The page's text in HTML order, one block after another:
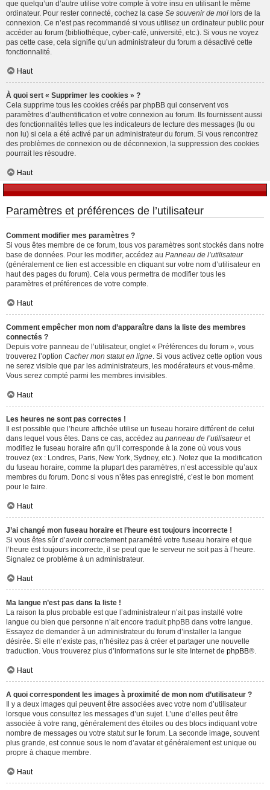
que quelqu’un d’autre utilise votre compte à votre insu en utilisant le même
ordinateur. Pour rester connecté, cochez la case Se souvenir de moi lors de la
connexion. Ce n’est pas recommandé si vous utilisez un ordinateur public pour
accéder au forum (bibliothèque, cyber-café, université, etc.). Si vous ne voyez
pas cette case, cela signifie qu’un administrateur du forum a désactivé cette
fonctionnalité.
Haut
À quoi sert « Supprimer les cookies » ?
Cela supprime tous les cookies créés par phpBB qui conservent vos
paramètres d’authentification et votre connexion au forum. Ils fournissent aussi
des fonctionnalités telles que les indicateurs de lecture des messages (lu ou
non lu) si cela a été activé par un administrateur du forum. Si vous rencontrez
des problèmes de connexion ou de déconnexion, la suppression des cookies
pourrait les résoudre.
Haut
Paramètres et préférences de l’utilisateur
Comment modifier mes paramètres ?
Si vous êtes membre de ce forum, tous vos paramètres sont stockés dans notre
base de données. Pour les modifier, accédez au Panneau de l’utilisateur
(généralement ce lien est accessible en cliquant sur votre nom d’utilisateur en
haut des pages du forum). Cela vous permettra de modifier tous les
paramètres et préférences de votre compte.
Haut
Comment empêcher mon nom d’apparaître dans la liste des membres
connectés ?
Depuis votre panneau de l’utilisateur, onglet « Préférences du forum », vous
trouverez l’option Cacher mon statut en ligne . Si vous activez cette option vous
ne serez visible que par les administrateurs, les modérateurs et vous-même.
Vous serez compté parmi les membres invisibles.
Haut
Les heures ne sont pas correctes !
Il est possible que l’heure affichée utilise un fuseau horaire différent de celui
dans lequel vous êtes. Dans ce cas, accédez au panneau de l’utilisateuret
modifiez le fuseau horaire afin qu’il corresponde à la zone où vous vous
trouvez (ex : Londres, Paris, New York, Sydney, etc.). Notez que la modification
du fuseau horaire, comme la plupart des paramètres, n’est accessible qu’aux
membres du forum. Donc si vous n’êtes pas enregistré, c’est le bon moment
pour le faire.
Haut
J’ai changé mon fuseau horaire et l’heure est toujours incorrecte !
Si vous êtes sûr d’avoir correctement paramétré votre fuseau horaire et que
l’heure est toujours incorrecte, il se peut que le serveur ne soit pas à l’heure.
Signalez ce problème à un administrateur.
Haut
Ma langue n’est pas dans la liste !
La raison la plus probable est que l’administrateur n’ait pas installé votre
langue ou bien que personne n’ait encore traduit phpBB dans votre langue.
Essayez de demander à un administrateur du forum d’installer la langue
désirée. Si elle n’existe pas, n’hésitez pas à créer et partager une nouvelle
traduction. Vous trouverez plus d’informations sur le site Internet de phpBB®.
Haut
A quoi correspondent les images à proximité de mon nom d’utilisateur ?
Il y a deux images qui peuvent être associées avec votre nom d’utilisateur
lorsque vous consultez les messages d’un sujet. L’une d’elles peut être
associée à votre rang, généralement des étoiles ou des blocs indiquant votre
nombre de messages ou votre statut sur le forum. La seconde image, souvent
plus grande, est connue sous le nom d’avatar et généralement est unique ou
propre à chaque membre.
Haut